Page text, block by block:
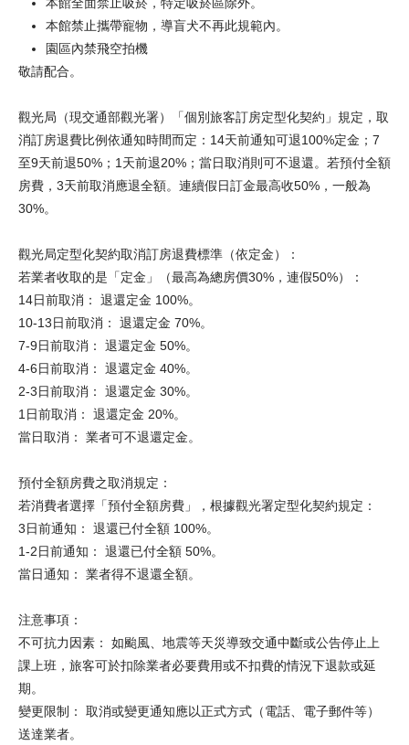
本館禁止攜帶寵物，導盲犬不再此規範內。
園區內禁飛空拍機
敬請配合。
觀光局（現交通部觀光署）「個別旅客訂房定型化契約」規定，取
消訂房退費比例依通知時間而定：14天前通知可退100%定金；7
至9天前退50%；1天前退20%；當日取消則可不退還。若預付全額
房費，3天前取消應退全額。連續假日訂金最高收50%，一般為
30%。
觀光局定型化契約取消訂房退費標準（依定金）：
若業者收取的是「定金」（最高為總房價30%，連假50%）：
14日前取消： 退還定金 100%。
10-13日前取消： 退還定金 70%。
7-9日前取消： 退還定金 50%。
4-6日前取消： 退還定金 40%。
2-3日前取消： 退還定金 30%。
1日前取消： 退還定金 20%。
當日取消： 業者可不退還定金。
預付全額房費之取消規定：
若消費者選擇「預付全額房費」，根據觀光署定型化契約規定：
3日前通知： 退還已付全額 100%。
1-2日前通知： 退還已付全額 50%。
當日通知： 業者得不退還全額。
注意事項：
不可抗力因素： 如颱風、地震等天災導致交通中斷或公告停止上
課上班，旅客可於扣除業者必要費用或不扣費的情況下退款或延
期。
變更限制： 取消或變更通知應以正式方式（電話、電子郵件等）
送達業者。